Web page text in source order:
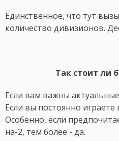
Единственное, что тут
количество дивизионов.
Так стоит ли
Если вам важны
Если вы постоянно
Особенно, если
на-2, тем более - да.